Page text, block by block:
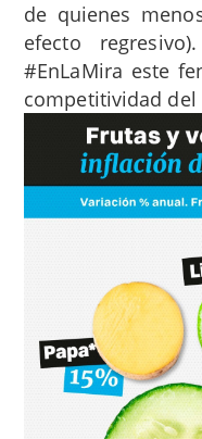
de quienes
efecto
#EnLaMira este
competitividad del